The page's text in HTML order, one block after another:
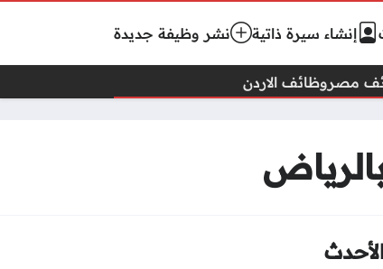
إنشاء سيرة ذاتية نشر وظيفة جديدة
مصروظائف الاردن